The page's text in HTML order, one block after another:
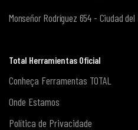
Monseñor Rodríguez 654 - Ciudad
Total Herramientas Oficial
Conheça Ferramentas TOTAL
Onde Estamos
Política de Privacidade